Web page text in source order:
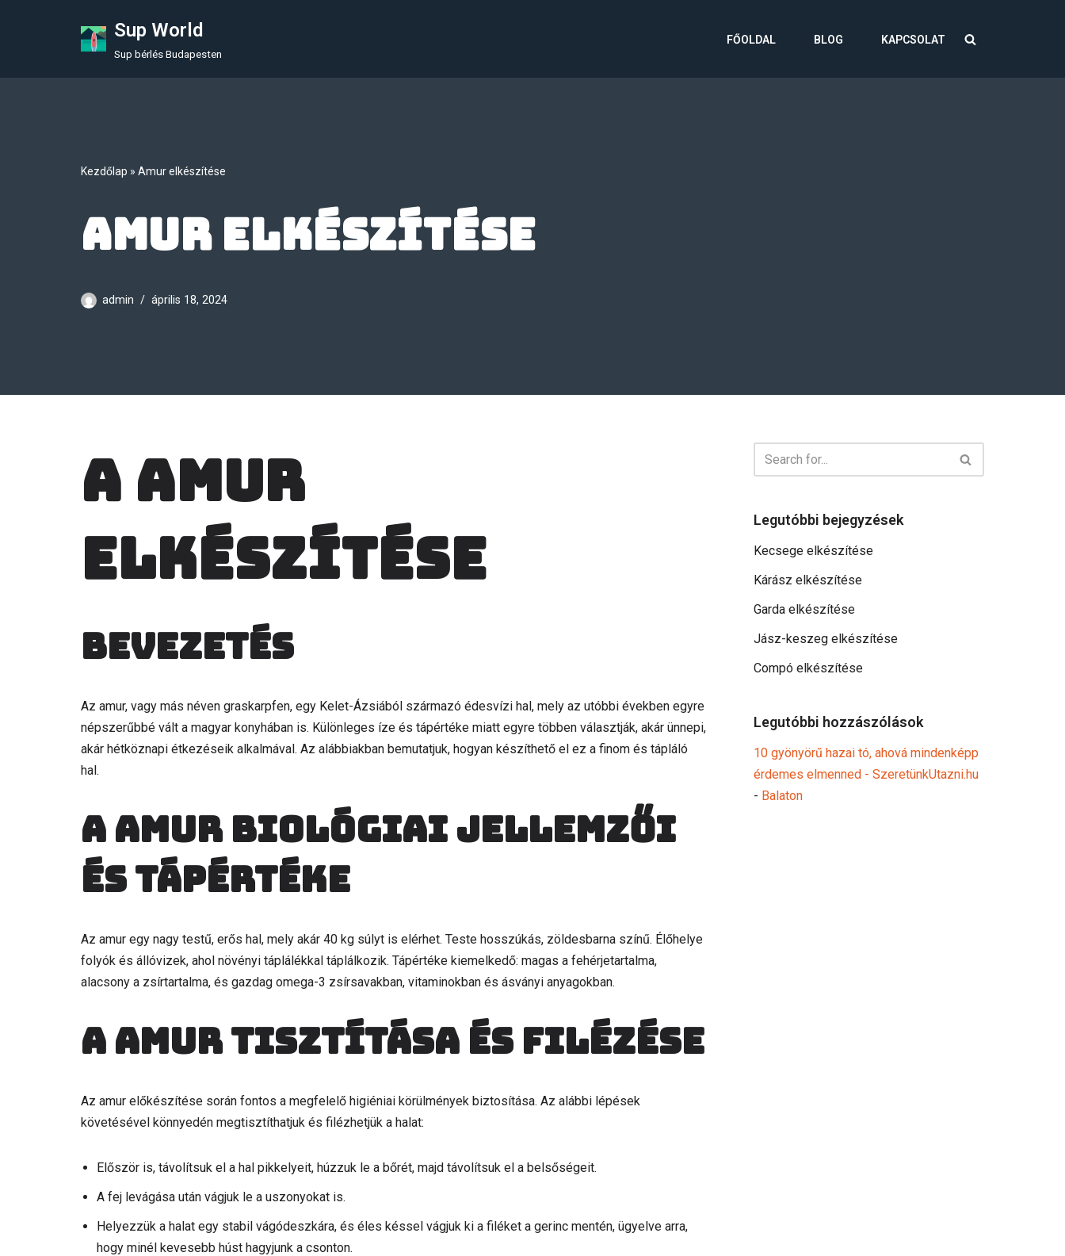
Sup World
Sup bérlés Budapesten
FŐOLDAL BLOG KAPCSOLAT
Kezdőlap » Amur elkészítése
Amur elkészítése
admin április 18, 2024
A Amur
elkészítése
Bevezetés
Az amur, vagy más néven graskarpfen, egy Kelet-Ázsiából származó édesvízi hal, mely az utóbbi években egyre
népszerűbbé vált a magyar konyhában is. Különleges íze és tápértéke miatt egyre többen választják, akár ünnepi,
akár hétköznapi étkezéseik alkalmával. Az alábbiakban bemutatjuk, hogyan készíthető el ez a finom és tápláló
hal.
A Amur biológiai jellemzői
és tápértéke
Az amur egy nagy testű, erős hal, mely akár 40 kg súlyt is elérhet. Teste hosszúkás, zöldesbarna színű. Élőhelye
folyók és állóvizek, ahol növényi táplálékkal táplálkozik. Tápértéke kiemelkedő: magas a fehérjetartalma,
alacsony a zsírtartalma, és gazdag omega-3 zsírsavakban, vitaminokban és ásványi anyagokban.
A Amur tisztítása és filézése
Az amur előkészítése során fontos a megfelelő higiéniai körülmények biztosítása. Az alábbi lépések
követésével könnyedén megtisztíthatjuk és filézhetjük a halat:
Először is, távolítsuk el a hal pikkelyeit, húzzuk le a bőrét, majd távolítsuk el a belsőségeit.
A fej levágása után vágjuk le a uszonyokat is.
Helyezzük a halat egy stabil vágódeszkára, és éles késsel vágjuk ki a filéket a gerinc mentén, ügyelve arra,
hogy minél kevesebb húst hagyjunk a csonton.
Legutóbbi bejegyzések
Kecsege elkészítése
Kárász elkészítése
Garda elkészítése
Jász-keszeg elkészítése
Compó elkészítése
Legutóbbi hozzászólások
10 gyönyörű hazai tó, ahová mindenképp
érdemes elmenned - SzeretünkUtazni.hu
- Balaton